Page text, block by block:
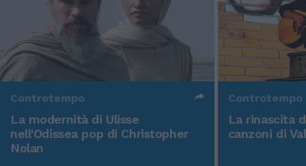
Controtempo
La modernità di Ulisse
nell'Odissea pop di Christopher
Nolan
Controtempo
La rinascita
canzoni di